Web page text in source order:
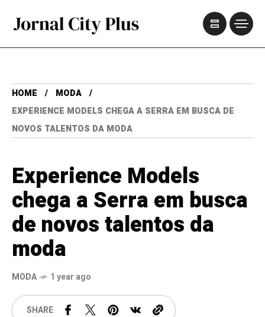
HOME
MODA
EXPERIENCE MODELS CHEGA A SERRA EM BUSCA DE
NOVOS TALENTOS DA MODA
Experience Models
chega a Serra em busca
de novos talentos da
moda
MODA 1 year ago
SHARE